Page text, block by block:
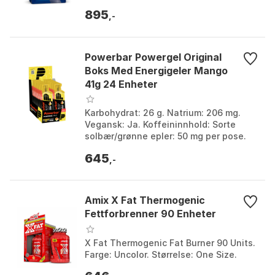
895 ,-
Powerbar Powergel Original
Boks Med Energigeler Mango
41g 24 Enheter
Karbohydrat: 26 g. Natrium: 206 mg.
Vegansk: Ja. Koffeininnhold: Sorte
solbær/grønne epler: 50 mg per pose.
Size.
645 ,-
Amix X Fat Thermogenic
Fettforbrenner 90 Enheter
X Fat Thermogenic Fat Burner 90 Units.
Farge: Uncolor. Størrelse: One Size.